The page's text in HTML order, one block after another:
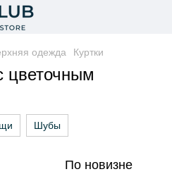
одежда Куртки
цветочным
Шубы
По новизне